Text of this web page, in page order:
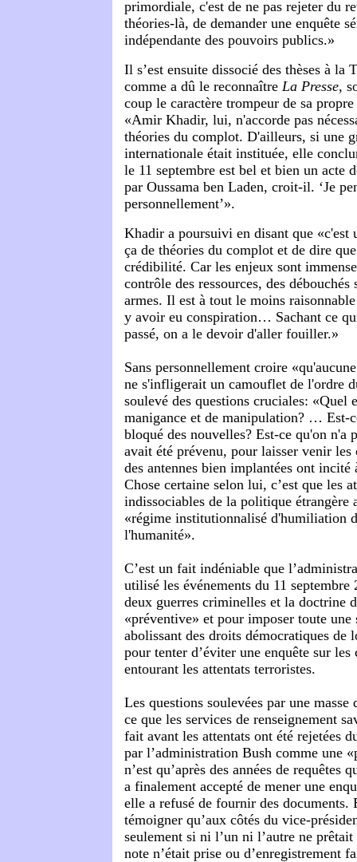
primordiale, c'est de ne pas rejeter du
théories-là, de demander une enquête
indépendante des pouvoirs publics.»
Il s’est ensuite dissocié des thèses à la
comme a dû le reconnaître La Presse,
coup le caractère trompeur de sa
«Amir Khadir, lui, n'accorde pas
théories du complot. D'ailleurs, si une
internationale était instituée, elle
le 11 septembre est bel et bien un acte
par Oussama ben Laden, croit-il. ‘Je
personnellement’».
Khadir a poursuivi en disant que «c'est
ça de théories du complot et de dire
crédibilité. Car les enjeux sont
contrôle des ressources, des débouchés
armes. Il est à tout le moins
y avoir eu conspiration… Sachant ce
passé, on a le devoir d'aller fouiller.»
Sans personnellement croire
ne s'infligerait un camouflet de l'ordre
soulevé des questions cruciales: «Quel
manigance et de manipulation? … Est-
bloqué des nouvelles? Est-ce qu'on n'a
avait été prévenu, pour laisser venir les
des antennes bien implantées ont incité
Chose certaine selon lui, c’est que les
indissociables de la politique étrangère
«régime institutionnalisé d'humiliation
l'humanité».
C’est un fait indéniable que
utilisé les événements du 11
deux guerres criminelles et la doctrine
«préventive» et pour imposer toute une
abolissant des droits démocratiques de
pour tenter d’éviter une enquête sur les
entourant les attentats terroristes.
Les questions soulevées par une
ce que les services de renseignement
fait avant les attentats ont été rejetées
par l’administration Bush comme une
n’est qu’après des années de requêtes
a finalement accepté de mener une
elle a refusé de fournir des documents.
témoigner qu’aux côtés du vice-
seulement si ni l’un ni l’autre ne prêtait
note n’était prise ou d’enregistrement